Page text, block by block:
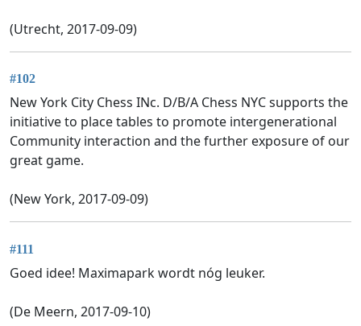
(Utrecht, 2017-09-09)
#102
New York City Chess INc. D/B/A Chess NYC supports the
initiative to place tables to promote intergenerational
Community interaction and the further exposure of our
great game.
(New York, 2017-09-09)
#111
Goed idee! Maximapark wordt nóg leuker.
(De Meern, 2017-09-10)